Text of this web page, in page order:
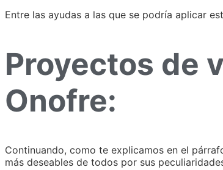
Entre las ayudas a las que se podría aplicar
Proyectos de
Onofre:
Continuando, como te explicamos en el
más deseables de todos por sus